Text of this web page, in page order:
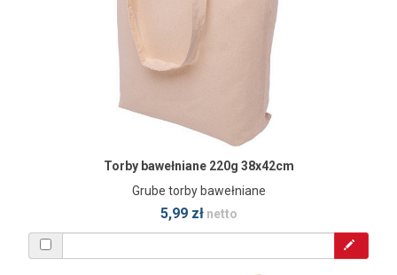
Torby bawełniane 220g 38x42cm
Grube torby bawełniane
5,99 złnetto